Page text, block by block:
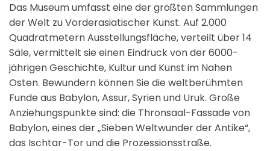
Das Museum umfasst eine der größten Sammlungen
der Welt zu Vorderasiatischer Kunst. Auf 2.000
Quadratmetern Ausstellungsfläche, verteilt über 14
Säle, vermittelt sie einen Eindruck von der 6000-
jährigen Geschichte, Kultur und Kunst im Nahen
Osten. Bewundern können Sie die weltberühmten
Funde aus Babylon, Assur, Syrien und Uruk. Große
Anziehungspunkte sind: die Thronsaal-Fassade von
Babylon, eines der „Sieben Weltwunder der Antike“,
das Ischtar-Tor und die Prozessionsstraße.